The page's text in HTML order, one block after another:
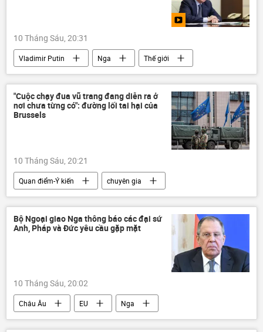
10 Tháng Sáu, 20:31
Vladimir Putin Nga
Thế giới
LNR
Châu Âu
Trẻ em
Cuộc khủng hoảng ở Ukraina
tấn công
Lugansk
"Cuộc chạy đua vũ trang đang diễn ra ở
nơi chưa từng có": đường lối tai hại của
Brussels
10 Tháng Sáu, 20:21
Quan điểm-Ý kiến
chuyên gia
Brussels
Thế giới
Châu Âu
Chính trị
EU
Bộ Ngoại giao Nga thông báo các đại sứ
Anh, Pháp và Đức yêu cầu gặp mặt
10 Tháng Sáu, 20:02
Châu Âu EU
Nga
Sergey Lavrov
Thế giới